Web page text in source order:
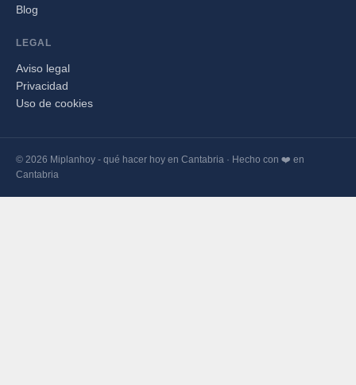
Blog
LEGAL
Aviso legal
Privacidad
Uso de cookies
© 2026 Miplanhoy - qué hacer hoy en Cantabria · Hecho con ❤️ en
Cantabria